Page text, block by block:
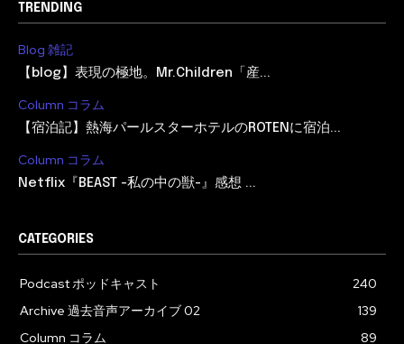
TRENDING
Blog 雑記
【blog】表現の極地。Mr.Children「産...
Column コラム
【宿泊記】熱海パールスターホテルのROTENに宿泊...
Column コラム
Netflix『BEAST -私の中の獣-』感想 ...
CATEGORIES
Podcast ポッドキャスト
240
Archive 過去音声アーカイブ 02
139
Column コラム
89